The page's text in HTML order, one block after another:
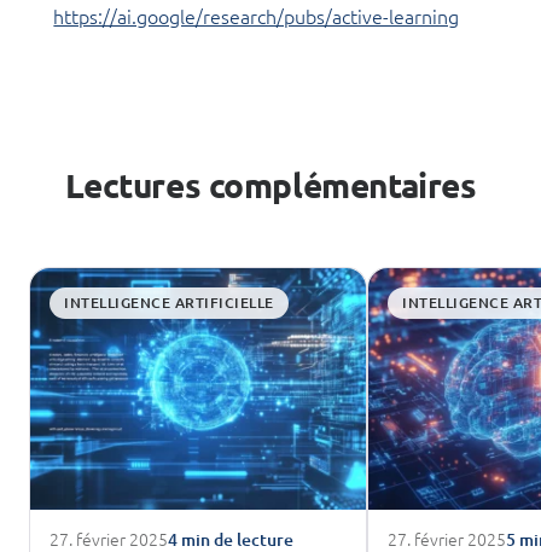
https://ai.google/research/pubs/active-learning
Lectures complémentaires
INTELLIGENCE ARTIFICIELLE
27. février 20254 min de lecture
INTELLIGENCE
27. février 20255